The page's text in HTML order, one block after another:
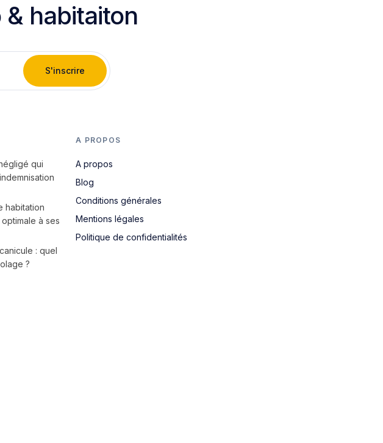
habitaiton
S'inscrire
qui
habitation
à ses
: quel
?
A PROPOS
A propos
Blog
Conditions générales
Mentions légales
Politique de confidentialités